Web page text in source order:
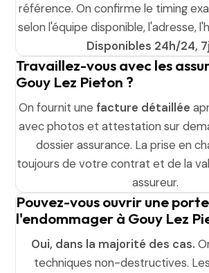
référence. On confirme le timing
selon l'équipe disponible, l'adresse,
Disponibles 24h/24,
Travaillez-vous avec les
Gouy Lez Pieton ?
On fournit une facture détaillée
avec photos et attestation sur
dossier assurance. La prise en
toujours de votre contrat et de la
assureur.
Pouvez-vous ouvrir une
l'endommager à Gouy Lez
Oui, dans la majorité des cas.
techniques non-destructives.